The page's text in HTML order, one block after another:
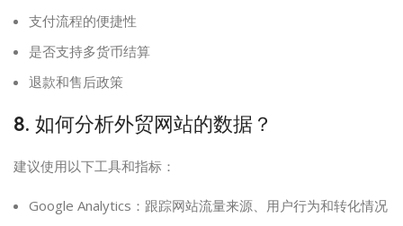
支付流程的便捷性
是否支持多货币结算
退款和售后政策
8. 如何分析外贸网站的数据？
建议使用以下工具和指标：
Google Analytics：跟踪网站流量来源、用户行为和转化情况